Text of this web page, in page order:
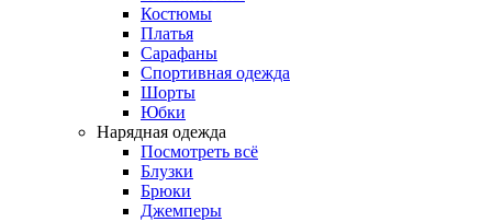
Костюмы
Платья
Сарафаны
Спортивная одежда
Шорты
Юбки
Нарядная одежда
Посмотреть всё
Блузки
Брюки
Джемперы